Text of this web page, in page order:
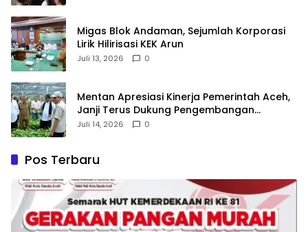
Migas Blok Andaman, Sejumlah Korporasi
Lirik Hilirisasi KEK Arun
Juli 13, 2026 0
‎Mentan Apresiasi Kinerja Pemerintah Aceh,
Janji Terus Dukung Pengembangan
Pertanian dan Kopi Gayo
Juli 14, 2026 0
Pos Terbaru